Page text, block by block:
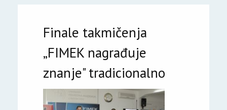
Finale takmičenja
„FIMEK nagrađuje
znanje" tradicionalno